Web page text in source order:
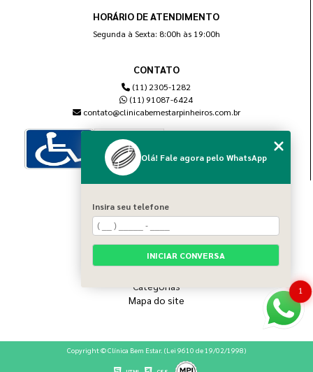
HORÁRIO DE ATENDIMENTO
Segunda à Sexta: 8:00h às 19:00h
CONTATO
(11) 2305-1282
(11) 91087-6424
contato@clinicabemestarpinheiros.com.br
Home
Sobre nós
Blog
Serviços
Categorias
Mapa do site
Copyright © Clínica Bem Estar. (Lei 9610 de 19/02/1998)
1
Olá! Fale agora pelo WhatsApp
Insira seu telefone
INICIAR CONVERSA